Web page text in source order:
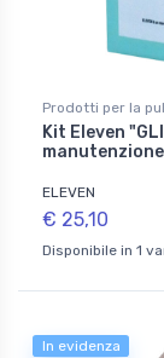
Prodotti per la
Kit Eleven
manutenzione
ELEVEN
€ 25,10
Disponibile in 1
In evidenza